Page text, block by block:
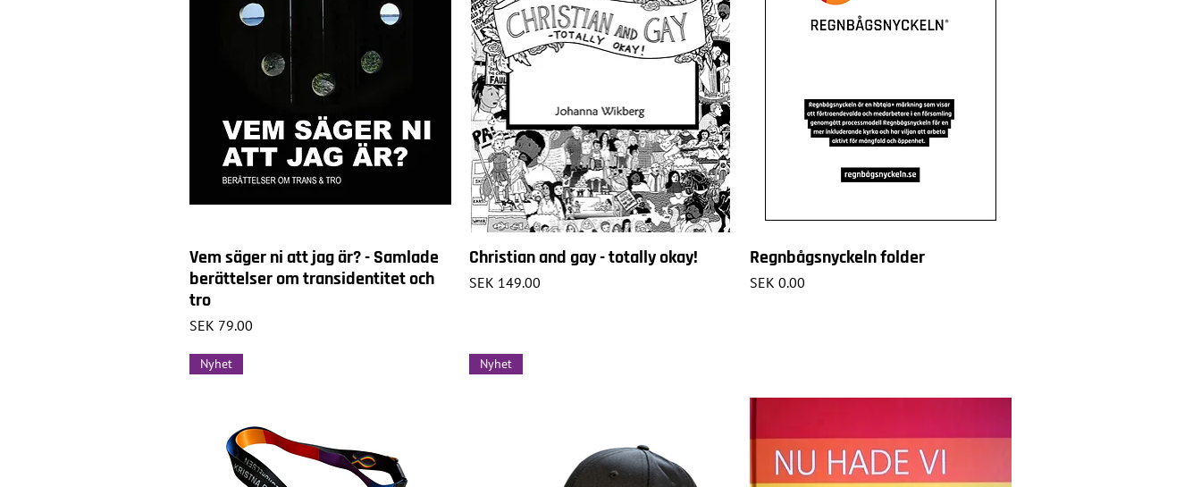
Vem säger ni att jag är? - Samlade
berättelser om transidentitet och
tro
Price
SEK 79.00
Christian and gay - totally okay!
Price
SEK 149.00
Regnbågsnyckeln folder
Price
SEK 0.00
Nyhet Nyhet